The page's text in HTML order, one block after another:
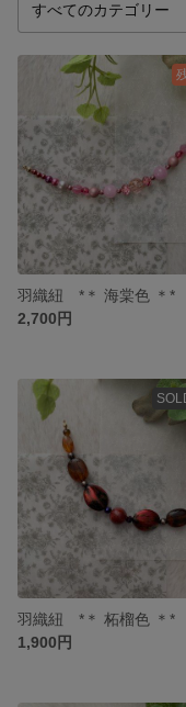
羽織紐 *＊ 海棠色 ＊*
2,700円
羽織紐 *＊ 柘榴色 ＊*
1,900円